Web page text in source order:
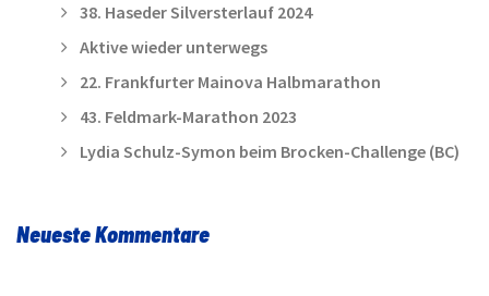
38. Haseder Silversterlauf 2024
Aktive wieder unterwegs
22. Frankfurter Mainova Halbmarathon
43. Feldmark-Marathon 2023
Lydia Schulz-Symon beim Brocken-Challenge (BC)
Neueste Kommentare